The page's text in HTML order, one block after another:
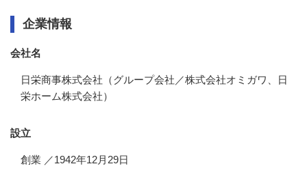
企業情報
会社名
日栄商事株式会社（グループ会社／株式会社オミガワ、日
栄ホーム株式会社）
設立
創業 ／1942年12月29日